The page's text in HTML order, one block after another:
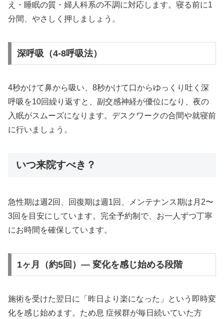
え・睡眠の質・婦人科系の不調に対応します。寝る前に1
分間、やさしく押しましょう。
深呼吸（4-8呼吸法）
4秒かけて鼻から吸い、8秒かけて口からゆっくり吐く深
呼吸を10回繰り返すと、副交感神経が優位になり、夜の
入眠がスムーズになります。デスクワークの合間や就寝前
に行いましょう。
いつ来院すべき？
急性期は週2回、回復期は週1回、メンテナンス期は月2〜
3回を目安にしています。完全予約制で、お一人ずつ丁寧
にお時間を確保しています。
1ヶ月（約5回）— 変化を感じ始める段階
施術を受けた翌日に「昨日より楽になった」という即時変
化を感じ始めます。ため息 症候群が毎日続いていた方